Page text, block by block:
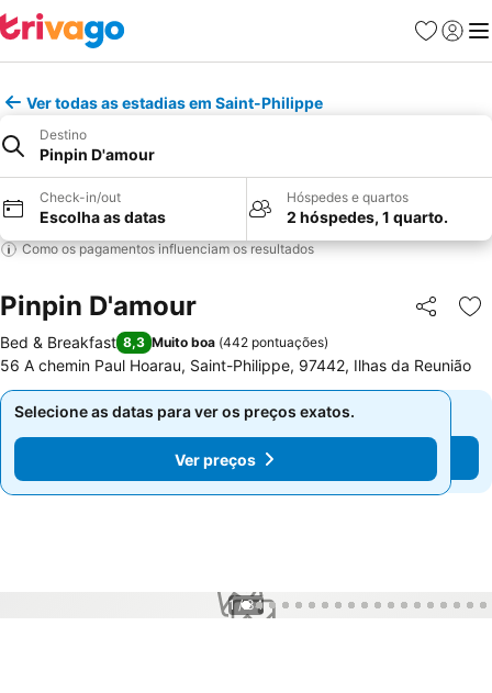
Favoritos
Iniciar
Ver todas as estadias em Saint-Philippe
Destino
Pinpin D'amour
Check-in/out
Escolha as datas
Hóspedes e quartos
2 hóspedes, 1 quarto.
Como os pagamentos influenciam os resultados
Pinpin D'amour Partilhar
Bed & Breakfast 8,3 Muito boa (442 pontuações)
56 A chemin Paul Hoarau, Saint-Philippe, 97442, Ilhas da Reunião
Selecione as datas para ver os preços exatos.
Ver preços
Selecione as datas para ver os preços exatos.
Ver preços
1 / 34